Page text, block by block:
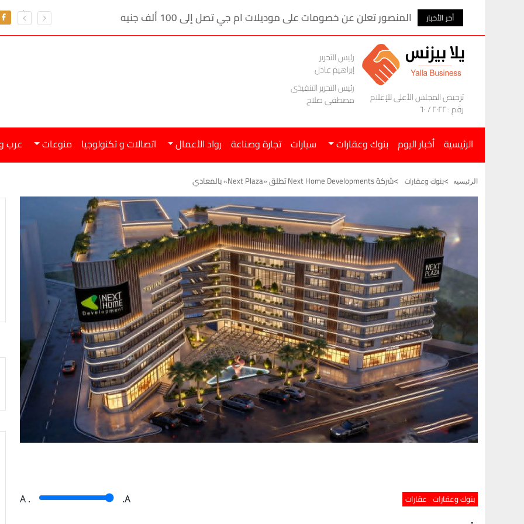
آخر الأخبار المنصور تعلن عن خصومات على موديلات ام جي تصل إلى 100 ألف جنيه
ترخيص المجلس الأعلى للإعلام
رقم : ٢٠٢٢ / ٦٠
رئيس التحرير
إبراهيم عادل
رئيس التحرير التنفيذى
مصطفى صلاح
الرئيسية أخبار اليوم بنوك وعقارات سيارات تجارة وصناعة رواد الأعمال اتصالات و تكنولوجيا منوعات عرب
الرئيسيه بنوك وعقارات شركة Next Home Developments تطلق «Next Plaza» بالمعادي
بنوك وعقارات عقارات A . .A